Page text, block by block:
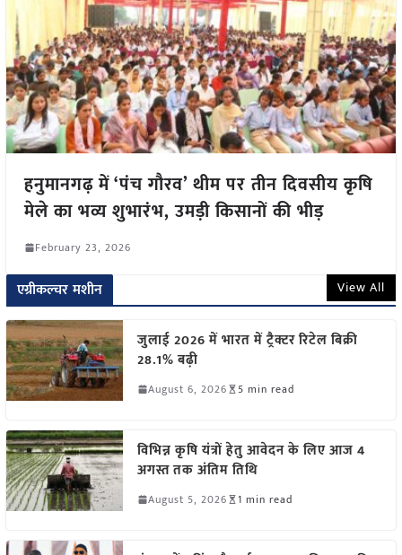
हनुमानगढ़ में ‘पंच गौरव’ थीम पर तीन दिवसीय कृषि
मेले का भव्य शुभारंभ, उमड़ी किसानों की भीड़
February 23, 2026
एग्रीकल्चर मशीन View All
जुलाई 2026 में भारत में ट्रैक्टर रिटेल बिक्री
28.1% बढ़ी
August 6, 2026 5 min read
विभिन्न कृषि यंत्रों हेतु आवेदन के लिए आज 4
अगस्त तक अंतिम तिथि
August 5, 2026 1 min read